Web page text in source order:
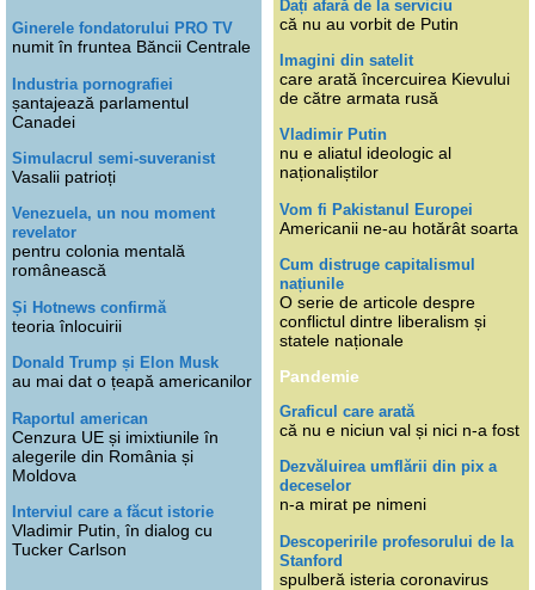
Ginerele fondatorului PRO TV
numit în fruntea Băncii Centrale
Industria pornografiei
șantajează parlamentul
Canadei
Simulacrul semi-suveranist
Vasalii patrioți
Venezuela, un nou moment
revelator
pentru colonia mentală
românească
Și Hotnews confirmă
teoria înlocuirii
Donald Trump și Elon Musk
au mai dat o țeapă americanilor
Raportul american
Cenzura UE și imixtiunile în
alegerile din România și
Moldova
Interviul care a făcut istorie
Vladimir Putin, în dialog cu
Tucker Carlson
Dați afară de la serviciu
că nu au vorbit de Putin
Imagini din satelit
care arată încercuirea Kievului
de către armata rusă
Vladimir Putin
nu e aliatul ideologic al
naționaliștilor
Vom fi Pakistanul Europei
Americanii ne-au hotărât soarta
Cum distruge capitalismul
națiunile
O serie de articole despre
conflictul dintre liberalism și
statele naționale
Pandemie
Graficul care arată
că nu e niciun val și nici n-a fost
Dezvăluirea umflării din pix a
deceselor
n-a mirat pe nimeni
Descoperirile profesorului de la
Stanford
spulberă isteria coronavirus